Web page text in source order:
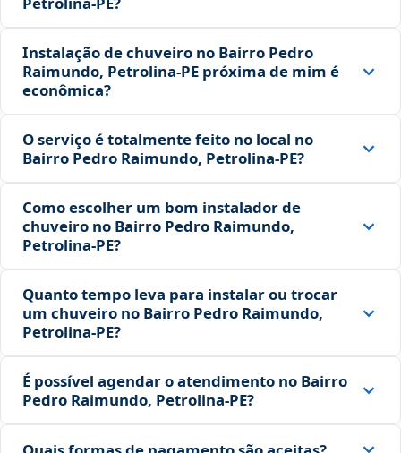
Instalação de chuveiro no Bairro Pedro
Raimundo, Petrolina‑PE próxima de mim é
econômica?
O serviço é totalmente feito no local no
Bairro Pedro Raimundo, Petrolina‑PE?
Como escolher um bom instalador de
chuveiro no Bairro Pedro Raimundo,
Petrolina‑PE?
Quanto tempo leva para instalar ou trocar
um chuveiro no Bairro Pedro Raimundo,
Petrolina‑PE?
É possível agendar o atendimento no Bairro
Pedro Raimundo, Petrolina‑PE?